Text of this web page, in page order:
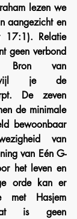
lezen we
aangezicht en
17:1). Relatie
geen verbond
Bron van
je de
De zeven
de minimale
bewoonbaar
van
van Eén G-
het leven en
orde kan er
met Hasjem
is geen